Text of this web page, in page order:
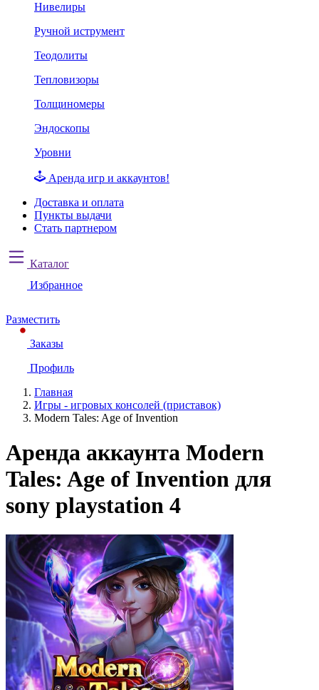
Нивелиры
Ручной иструмент
Теодолиты
Тепловизоры
Толщиномеры
Эндоскопы
Уровни
Аренда игр и аккаунтов!
Доставка и оплата
Пункты выдачи
Стать партнером
Каталог
Избранное
Разместить
Заказы
Профиль
Главная
Игры - игровых консолей (приставок)
Modern Tales: Age of Invention
Аренда аккаунта Modern
Tales: Age of Invention для
sony playstation 4